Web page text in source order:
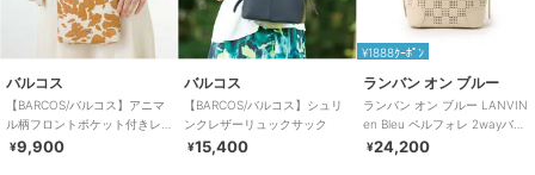
バルコス
【BARCOS/バルコス】アニマ
ル柄フロントポケット付きレ
ザーポシェット
¥9,900
バルコス
【BARCOS/バルコス】シュリ
ンクレザーリュックサック
¥15,400
¥1888ｸｰﾎﾟﾝ
ランバン オン ブルー
ランバン オン ブルー LANVIN
en Bleu ペルフォレ 2wayバッ
グ
¥24,200